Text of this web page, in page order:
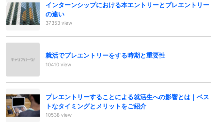
インターンシップにおける本エントリーとプレエントリー
の違い
37353 view
就活でプレエントリーをする時期と重要性
10410 view
プレエントリーすることによる就活生への影響とは｜ベス
トなタイミングとメリットをご紹介
10538 view